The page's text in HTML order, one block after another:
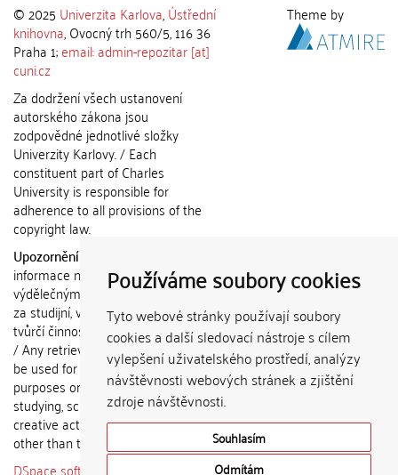
Používáme soubory cookies
Tyto webové stránky používají soubory
cookies a další sledovací nástroje s cílem
vylepšení uživatelského prostředí, analýzy
návštěvnosti webových stránek a zjištění
zdroje návštěvnosti.
Souhlasím
Odmítám
© 2025 Univerzita Karlova,Ústřední
knihovna, Ovocný trh 560/5, 116 36
Praha 1;email: admin-repozitar [at]
cuni.cz
Za dodržení všech ustanovení
autorského zákona jsou
zodpovědné jednotlivé složky
Univerzity Karlovy. / Each
constituent part of Charles
University is responsible for
adherence to all provisions of the
copyright law.
Upozornění / Notice:
informace nemohou být použity k
výdělečným účelům nebo vydávány
za studijní, vědeckou nebo jinou
tvůrčí činnost jiné osoby než autora.
/ Any retrieved information shall not
be used for any commercial
purposes or claimed as results of
studying, scientific or any other
creative activities of any person
other than the author.
DSpace software
copyright © 2002-
Theme by